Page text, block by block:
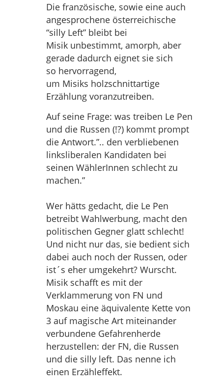
Die französische, sowie eine auch
angesprochene österreichische
“silly Left” bleibt bei
Misik unbestimmt, amorph, aber
gerade dadurch eignet sie sich
so hervorragend,
um Misiks holzschnittartige
Erzählung voranzutreiben.
Auf seine Frage: was treiben Le Pen
und die Russen (!?) kommt prompt
die Antwort.”.. den verbliebenen
linksliberalen Kandidaten bei
seinen WählerInnen schlecht zu
machen.”
Wer hätts gedacht, die Le Pen
betreibt Wahlwerbung, macht den
politischen Gegner glatt schlecht!
Und nicht nur das, sie bedient sich
dabei auch noch der Russen, oder
ist´s eher umgekehrt? Wurscht.
Misik schafft es mit der
Verklammerung von FN und
Moskau eine äquivalente Kette von
3 auf magische Art miteinander
verbundene Gefahrenherde
herzustellen: der FN, die Russen
und die silly left. Das nenne ich
einen Erzähleffekt.